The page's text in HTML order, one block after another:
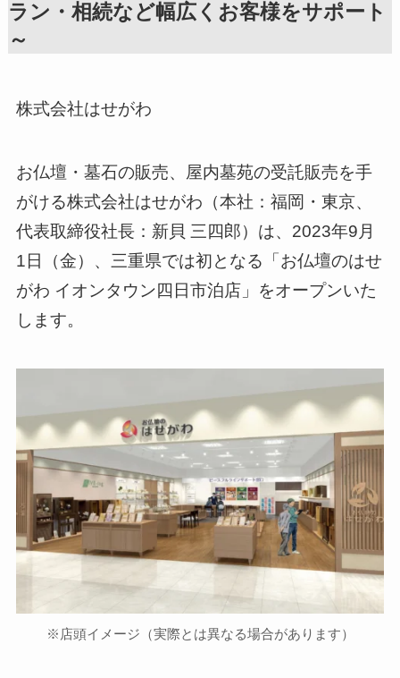
ラン・相続など幅広くお客様をサポート
～
株式会社はせがわ
お仏壇・墓石の販売、屋内墓苑の受託販売を手
がける株式会社はせがわ（本社：福岡・東京、
代表取締役社長：新貝 三四郎）は、2023年9月
1日（金）、三重県では初となる「お仏壇のはせ
がわ イオンタウン四日市泊店」をオープンいた
します。
※店頭イメージ（実際とは異なる場合があります）